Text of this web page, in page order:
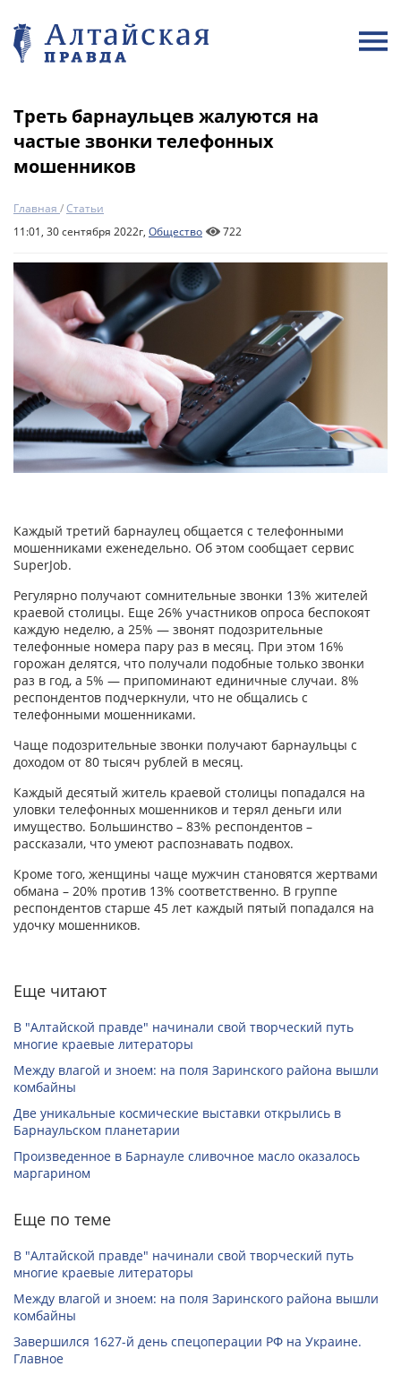
Треть барнаульцев жалуются на
частые звонки телефонных
мошенников
Главная /Статьи
11:01, 30 сентября 2022г, Общество 722
Каждый третий барнаулец общается с телефонными
мошенниками еженедельно. Об этом сообщает сервис
SuperJob.
Регулярно получают сомнительные звонки 13% жителей
краевой столицы. Еще 26% участников опроса беспокоят
каждую неделю, а 25% — звонят подозрительные
телефонные номера пару раз в месяц. При этом 16%
горожан делятся, что получали подобные только звонки
раз в год, а 5% — припоминают единичные случаи. 8%
респондентов подчеркнули, что не общались с
телефонными мошенниками.
Чаще подозрительные звонки получают барнаульцы с
доходом от 80 тысяч рублей в месяц.
Каждый десятый житель краевой столицы попадался на
уловки телефонных мошенников и терял деньги или
имущество. Большинство – 83% респондентов –
рассказали, что умеют распознавать подвох.
Кроме того, женщины чаще мужчин становятся жертвами
обмана – 20% против 13% соответственно. В группе
респондентов старше 45 лет каждый пятый попадался на
удочку мошенников.
Еще читают
В "Алтайской правде" начинали свой творческий путь
многие краевые литераторы
Между влагой и зноем: на поля Заринского района вышли
комбайны
Две уникальные космические выставки открылись в
Барнаульском планетарии
Произведенное в Барнауле сливочное масло оказалось
маргарином
Еще по теме
В "Алтайской правде" начинали свой творческий путь
многие краевые литераторы
Между влагой и зноем: на поля Заринского района вышли
комбайны
Завершился 1627-й день спецоперации РФ на Украине.
Главное